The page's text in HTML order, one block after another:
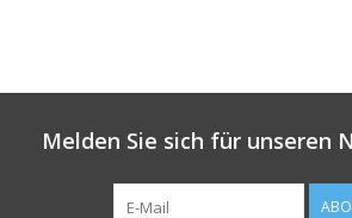
Melden Sie sich für unseren